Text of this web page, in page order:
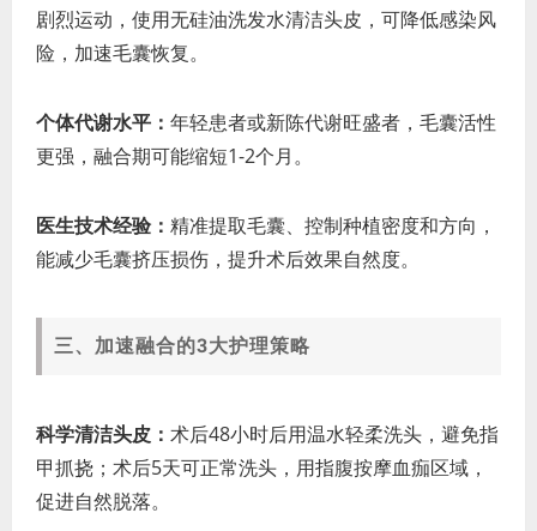
剧烈运动，使用无硅油洗发水清洁头皮，可降低感染风
险，加速毛囊恢复。
个体代谢水平： 年轻患者或新陈代谢旺盛者，毛囊活性
更强，融合期可能缩短1-2个月。
医生技术经验： 精准提取毛囊、控制种植密度和方向，
能减少毛囊挤压损伤，提升术后效果自然度。
三、加速融合的3大护理策略
科学清洁头皮： 术后48小时后用温水轻柔洗头，避免指
甲抓挠；术后5天可正常洗头，用指腹按摩血痂区域，
促进自然脱落。